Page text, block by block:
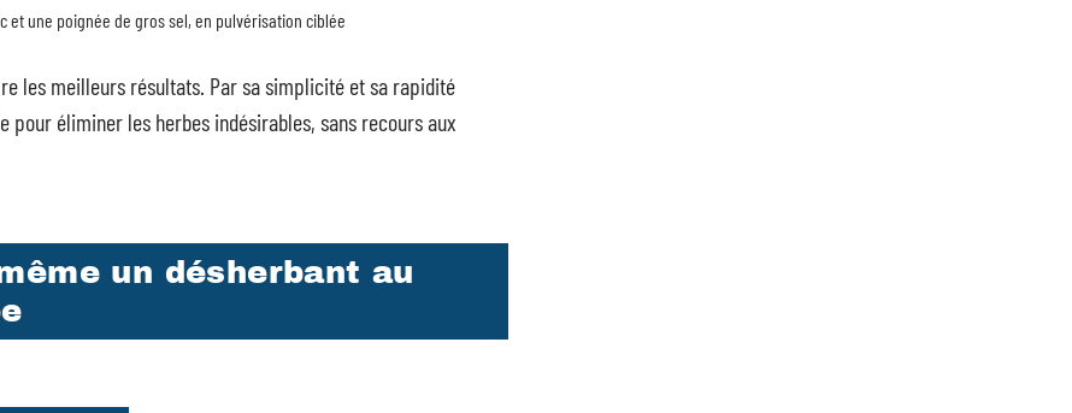
une poignée de gros sel, en pulvérisation ciblée
les meilleurs résultats. Par sa simplicité et sa rapidité
pour éliminer les herbes indésirables, sans recours aux
un désherbant au